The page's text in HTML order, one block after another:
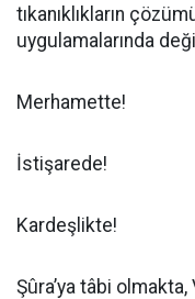
tıkanıklıkların
uygulamalarında
Merhamette!
İstişarede!
Kardeşlikte!
Şûra’ya tâbi olmakta,